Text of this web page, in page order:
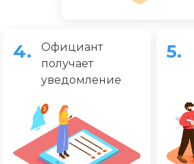
4.
Официант
получает
уведомление
5.